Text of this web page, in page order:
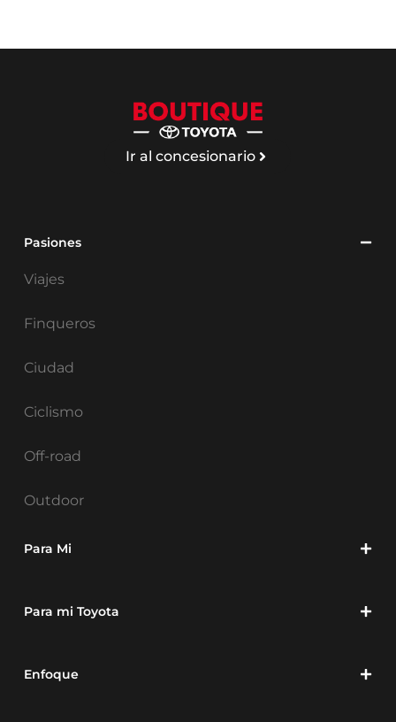
Ir al concesionario
Pasiones
Viajes
Finqueros
Ciudad
Ciclismo
Off-road
Outdoor
Para Mi
Para mi Toyota
Enfoque